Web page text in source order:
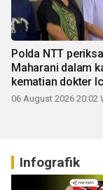
Polda NTT
Maharani dalam
kematian dokter
06 August 2026 20:02
Infografik